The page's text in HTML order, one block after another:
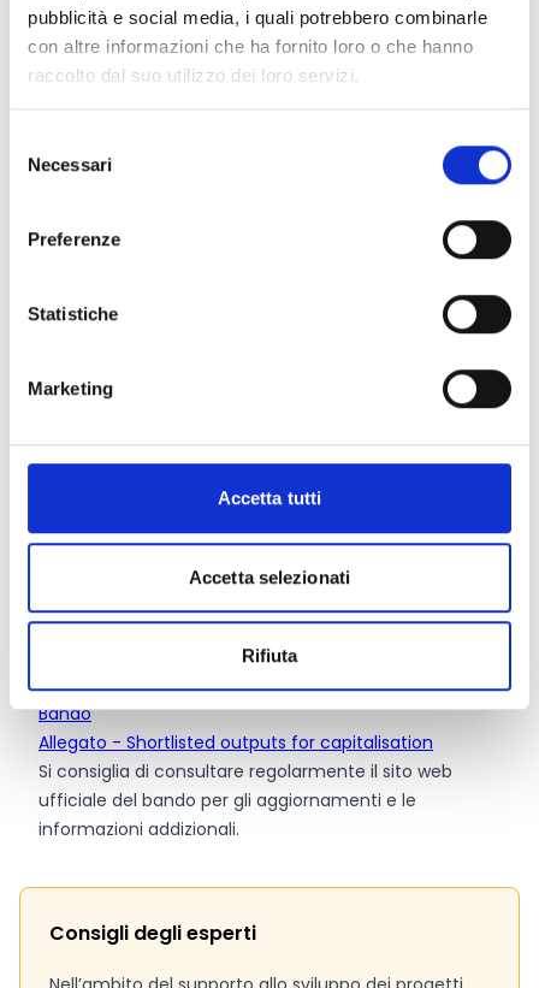
pubblicità e social media, i quali potrebbero combinarle
con altre informazioni che ha fornito loro o che hanno
raccolto dal suo utilizzo dei loro servizi.
delNecessari
Preferenze
Statistiche
Marketing
Accetta tutti
Accetta selezionati
Rifiuta
Il partenariato dovrà includere almeno un partner in
rappresentanza del consorzioche ha sviluppato
la/le soluzione/i che ora saranno ulteriormente
diffuse. La sua composizione dovrà essere equilibrata
organizzazioni “beneficiarie/utilizzatrici delle soluzioni”.
organismo di diritto pubblico equivalente
diversi Paesi
Dotazione finanziaria complessiva:
Intensità dell’aiuto:75%
Link e Documenti
Pagina web per formulari e documenti
Bando
Allegato - Shortlisted outputs for capitalisation
Si consiglia di consultare regolarmente il sito web
ufficiale del bando per gli aggiornamenti e le
informazioni addizionali.
Consigli degli esperti